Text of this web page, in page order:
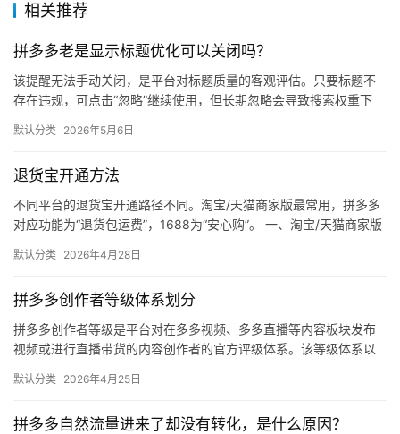
媒
体
社
登录
相关推荐
拼多多老是显示标题优化可以关闭吗？
该提醒无法手动关闭，是平台对标题质量的客观评估。只要标题不
存在违规，可点击“忽略”继续使用，但长期忽略会导致搜索权重下
默认分类 2026年5月6日
退货宝开通方法
不同平台的退货宝开通路径不同。淘宝/天猫商家版最常用，拼多多
对应功能为“退货包运费”，1688为“安心购”。 一、淘宝/天猫商家版
默认分类 2026年4月28日
拼多多创作者等级体系划分
拼多多创作者等级是平台对在多多视频、多多直播等内容板块发布
视频或进行直播带货的内容创作者的官方评级体系。该等级体系以
同等级…
默认分类 2026年4月25日
拼多多自然流量进来了却没有转化，是什么原因？